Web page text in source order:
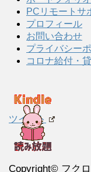
PCリモートサ
プロフィール
お問い合わせ
プライバシー
コロナ給付・
ツイート
Copyright© フク